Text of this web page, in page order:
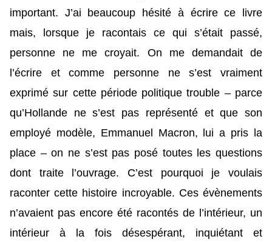
important. J’ai beaucoup hésité à écrire ce livre
mais, lorsque je racontais ce qui s’était passé,
personne ne me croyait. On me demandait de
l’écrire et comme personne ne s’est vraiment
exprimé sur cette période politique trouble – parce
qu’Hollande ne s’est pas représenté et que son
employé modèle, Emmanuel Macron, lui a pris la
place – on ne s’est pas posé toutes les questions
dont traite l’ouvrage. C’est pourquoi je voulais
raconter cette histoire incroyable. Ces évènements
n’avaient pas encore été racontés de l’intérieur, un
intérieur à la fois désespérant, inquiétant et